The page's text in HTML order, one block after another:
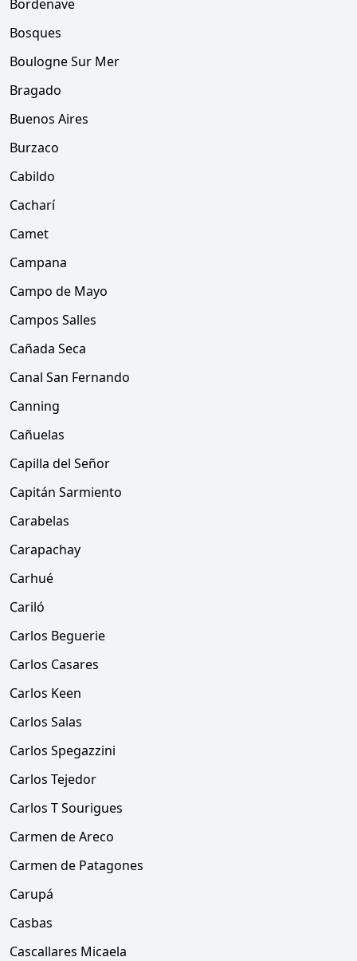
Bordenave
Bosques
Boulogne Sur Mer
Bragado
Buenos Aires
Burzaco
Cabildo
Cacharí
Camet
Campana
Campo de Mayo
Campos Salles
Cañada Seca
Canal San Fernando
Canning
Cañuelas
Capilla del Señor
Capitán Sarmiento
Carabelas
Carapachay
Carhué
Cariló
Carlos Beguerie
Carlos Casares
Carlos Keen
Carlos Salas
Carlos Spegazzini
Carlos Tejedor
Carlos T Sourigues
Carmen de Areco
Carmen de Patagones
Carupá
Casbas
Cascallares Micaela